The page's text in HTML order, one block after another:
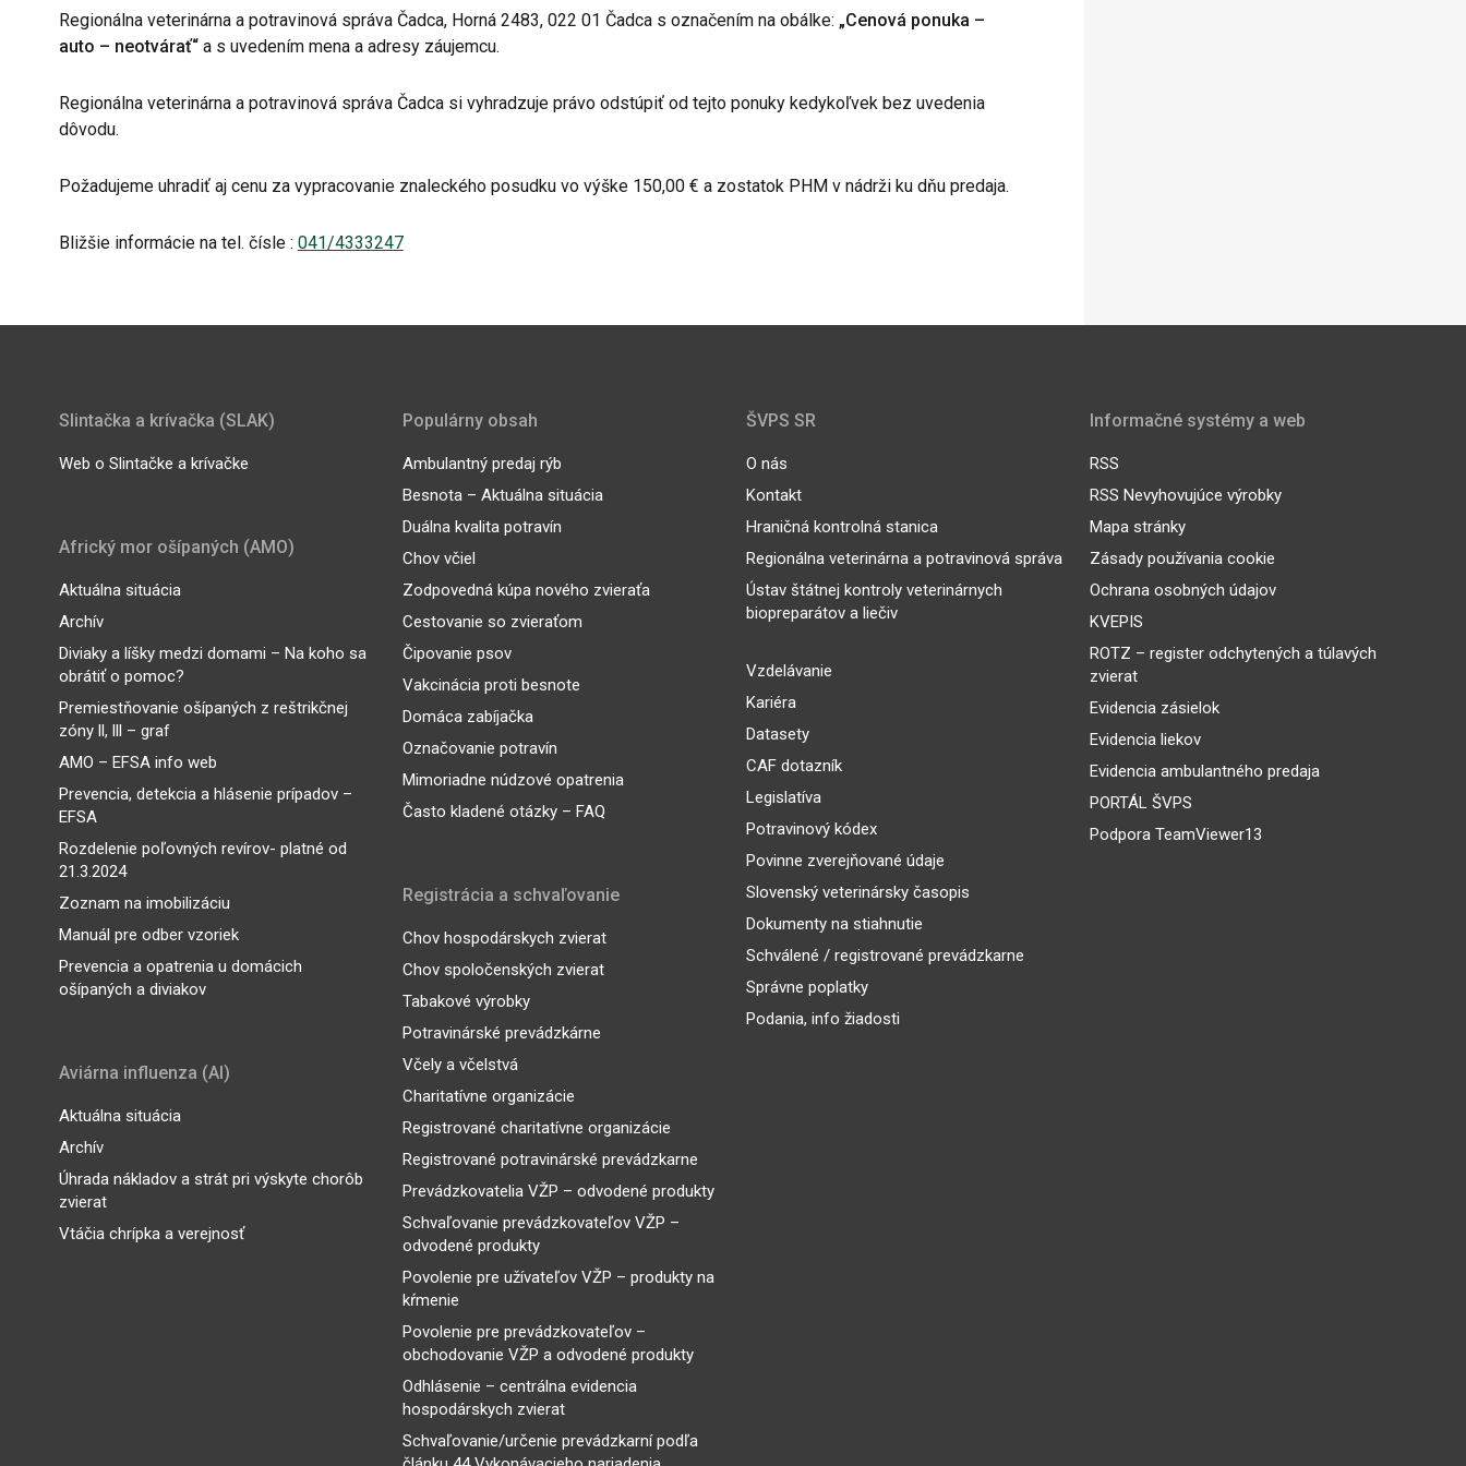
Regionálna veterinárna a potravinová správa Čadca, Horná 2483, 022 01 Čadca s označením na obálke: „Cenová ponuka –
auto – neotvárať“ a s uvedením mena a adresy záujemcu.
Regionálna veterinárna a potravinová správa Čadca si vyhradzuje právo odstúpiť od tejto ponuky kedykoľvek bez uvedenia
dôvodu.
Požadujeme uhradiť aj cenu za vypracovanie znaleckého posudku vo výške 150,00 € a zostatok PHM v nádrži ku dňu predaja.
Bližšie informácie na tel. čísle : 041/4333247
Slintačka a krívačka (SLAK)
Web o Slintačke a krívačke
Africký mor ošípaných (AMO)
Aktuálna situácia
Archív
Diviaky a líšky medzi domami – Na koho sa
obrátiť o pomoc?
Premiestňovanie ošípaných z reštrikčnej
zóny ll, lll – graf
AMO – EFSA info web
Prevencia, detekcia a hlásenie prípadov –
EFSA
Rozdelenie poľovných revírov- platné od
21.3.2024
Zoznam na imobilizáciu
Manuál pre odber vzoriek
Prevencia a opatrenia u domácich
ošípaných a diviakov
Aviárna influenza (AI)
Aktuálna situácia
Archív
Úhrada nákladov a strát pri výskyte chorôb
zvierat
Vtáčia chrípka a verejnosť
Populárny obsah
Ambulantný predaj rýb
Besnota – Aktuálna situácia
Duálna kvalita potravín
Chov včiel
Zodpovedná kúpa nového zvieraťa
Cestovanie so zvieraťom
Čipovanie psov
Vakcinácia proti besnote
Domáca zabíjačka
Označovanie potravín
Mimoriadne núdzové opatrenia
Často kladené otázky – FAQ
Registrácia a schvaľovanie
Chov hospodárskych zvierat
Chov spoločenských zvierat
Tabakové výrobky
Potravinárské prevádzkárne
Včely a včelstvá
Charitatívne organizácie
Registrované charitatívne organizácie
Registrované potravinárské prevádzkarne
Prevádzkovatelia VŽP – odvodené produkty
Schvaľovanie prevádzkovateľov VŽP –
odvodené produkty
Povolenie pre užívateľov VŽP – produkty na
kŕmenie
Povolenie pre prevádzkovateľov –
obchodovanie VŽP a odvodené produkty
Odhlásenie – centrálna evidencia
hospodárskych zvierat
Schvaľovanie/určenie prevádzkarní podľa
ŠVPS SR
O nás
Kontakt
Hraničná kontrolná stanica
Regionálna veterinárna a potravinová správa
Ústav štátnej kontroly veterinárnych
biopreparátov a liečiv
Vzdelávanie
Kariéra
Datasety
CAF dotazník
Legislatíva
Potravinový kódex
Povinne zverejňované údaje
Slovenský veterinársky časopis
Dokumenty na stiahnutie
Schválené / registrované prevádzkarne
Správne poplatky
Podania, info žiadosti
Informačné systémy a web
RSS
RSS Nevyhovujúce výrobky
Mapa stránky
Zásady používania cookie
Ochrana osobných údajov
KVEPIS
ROTZ – register odchytených a túlavých
zvierat
Evidencia zásielok
Evidencia liekov
Evidencia ambulantného predaja
PORTÁL ŠVPS
Podpora TeamViewer13